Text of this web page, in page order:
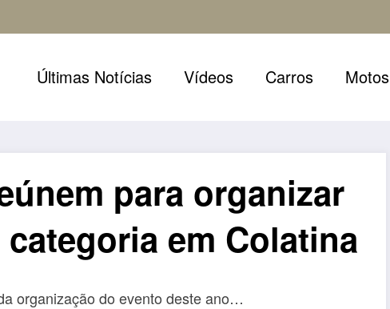
Últimas Notícias Vídeos Carros Motos
para organizar
em Colatina
organização do evento deste ano…